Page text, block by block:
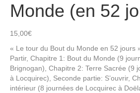
Monde (en 52
15,00€
« Le tour du Bout du Monde en 52 jours
Partir, Chapitre 1: Bout du Monde (9
Brignogan), Chapitre 2: Terre Sacrée (9
à Locquirec), Seconde partie: S’ouvrir,
intérieur (8 journées de Locquirec à